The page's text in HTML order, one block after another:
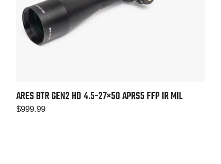
ARES BTR GEN2 HD 4.5-27×50APRS5 FFP IR MIL
$999.99